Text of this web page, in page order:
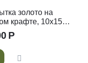
золото на
крафте, 10х15
Р